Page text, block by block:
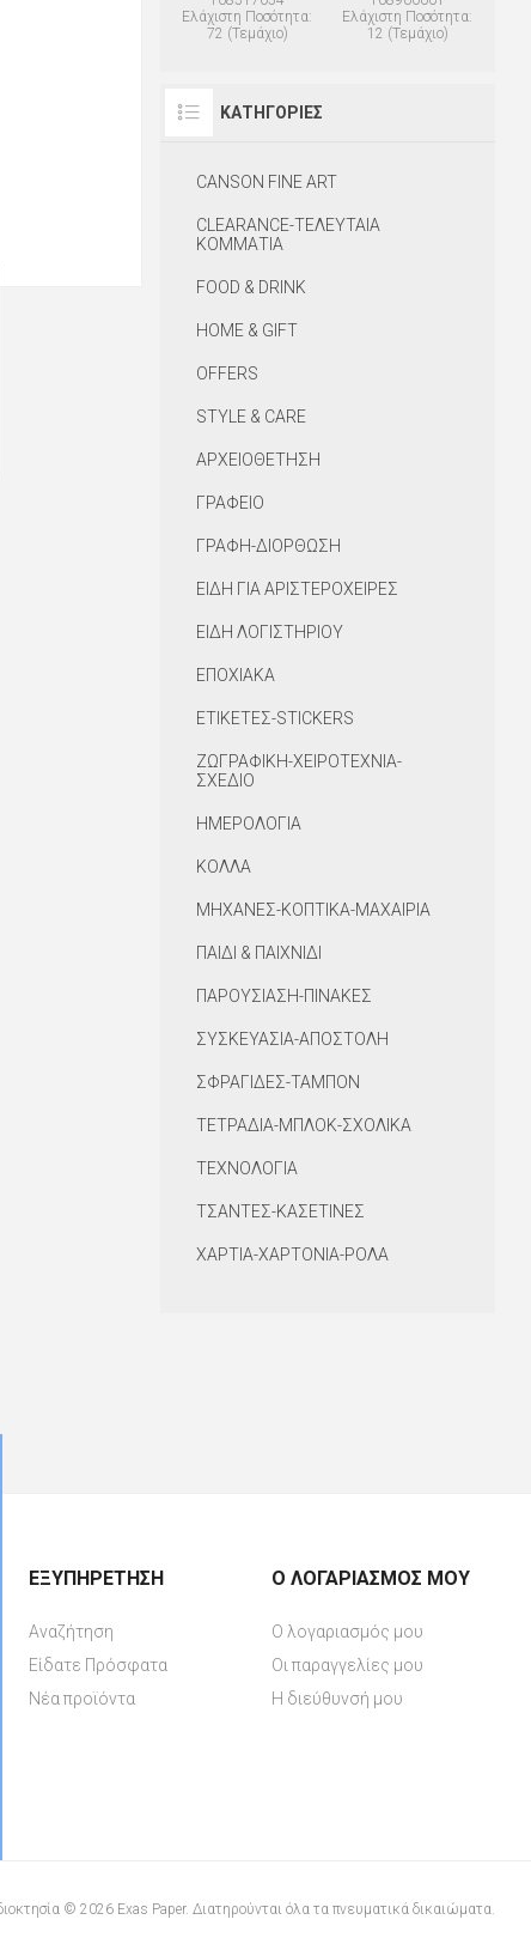
Ελάχιστη Ποσότητα:
72 (Τεμάχιο)
Ελάχιστη Ποσότητα:
12 (Τεμάχιο)
ΚΑΤΗΓΟΡΊΕΣ
CANSON FINE ART
CLEARANCE-ΤΕΛΕΥΤΑΙΑ
ΚΟΜΜΑΤΙΑ
FOOD & DRINK
HOME & GIFT
OFFERS
STYLE & CARE
ΑΡΧΕΙΟΘΕΤΗΣΗ
ΓΡΑΦΕΙΟ
ΓΡΑΦΗ-ΔΙΟΡΘΩΣΗ
ΕΙΔΗ ΓΙΑ ΑΡΙΣΤΕΡΟΧΕΙΡΕΣ
ΕΙΔΗ ΛΟΓΙΣΤΗΡΙΟΥ
ΕΠΟΧΙΑΚΑ
ΕΤΙΚΕΤΕΣ-STICKERS
ΖΩΓΡΑΦΙΚΗ-ΧΕΙΡΟΤΕΧΝΙΑ-
ΣΧΕΔΙΟ
ΗΜΕΡΟΛΟΓΙΑ
ΚΟΛΛΑ
ΜΗΧΑΝΕΣ-ΚΟΠΤΙΚΑ-ΜΑΧΑΙΡΙΑ
ΠΑΙΔΙ & ΠΑΙΧΝΙΔΙ
ΠΑΡΟΥΣΙΑΣΗ-ΠΙΝΑΚΕΣ
ΣΥΣΚΕΥΑΣΙΑ-ΑΠΟΣΤΟΛΗ
ΣΦΡΑΓΙΔΕΣ-ΤΑΜΠΟΝ
ΤΕΤΡΑΔΙΑ-ΜΠΛΟΚ-ΣΧΟΛΙΚΑ
ΤΕΧΝΟΛΟΓΙΑ
ΤΣΑΝΤΕΣ-ΚΑΣΕΤΙΝΕΣ
ΧΑΡΤΙΑ-ΧΑΡΤΟΝΙΑ-ΡΟΛΑ
ΕΞΥΠΗΡΈΤΗΣΗ
Αναζήτηση
Είδατε Πρόσφατα
Νέα προϊόντα
Ο ΛΟΓΑΡΙΑΣΜΌΣ ΜΟΥ
Ο λογαριασμός μου
Οι παραγγελίες μου
Η διεύθυνσή μου
© 2026 Exas Paper. Διατηρούνται όλα τα πνευματικά δικαιώματα.